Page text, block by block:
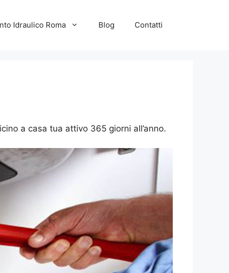
Idraulico Roma Blog Contatti
a casa tua attivo 365 giorni all’anno.